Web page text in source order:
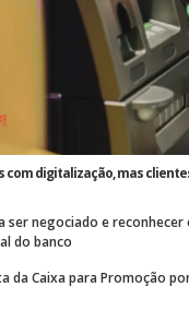
com digitalização, mas
ser negociado e
do banco
da Caixa para Promoção